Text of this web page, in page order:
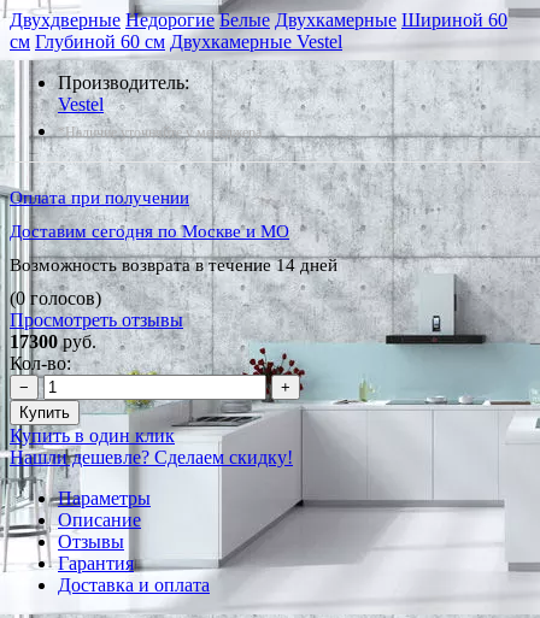
Двухдверные Недорогие Белые Двухкамерные Шириной 60
см Глубиной 60 см Двухкамерные Vestel
Производитель:
Vestel
*Наличие уточняйте у менеджера
Оплата при получении
Доставим сегодня по Москве и МО
Возможность возврата в течение 14 дней
(0 голосов)
Просмотреть отзывы
17300руб.
Кол-во:
−
+
Купить
Купить в один клик
Нашли дешевле? Сделаем скидку!
Параметры
Описание
Отзывы
Гарантия
Доставка и оплата